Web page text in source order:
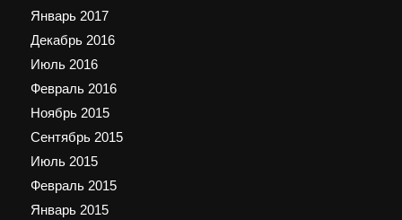
Январь 2017
Декабрь 2016
Июль 2016
Февраль 2016
Ноябрь 2015
Сентябрь 2015
Июль 2015
Февраль 2015
Январь 2015